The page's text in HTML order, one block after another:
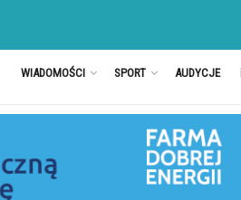
WIADOMOŚCI SPORT AUDYCJE